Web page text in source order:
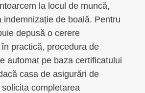
la locul de muncă,
indemnizație de boală. Pentru
depusă o cerere
practică, procedura de
automat pe baza certificatului
casa de asigurări de
completarea